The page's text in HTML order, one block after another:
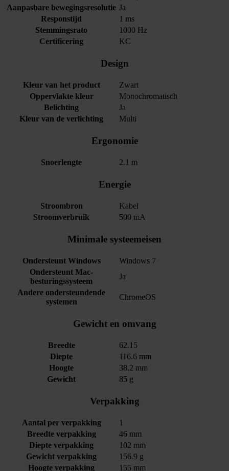
Aanpasbare bewegingsresolutie Ja
Responstijd
1 ms
Stemmingsrato
1000 Hz
Certificering
KC
Design
Kleur van het product
Zwart
Oppervlakte kleur
Monochromatisch
Belichting
Ja
Kleur van de verlichting
Multi
Ergonomie
Snoerlengte 2.1 m
Energie
Stroombron
Kabel
Stroomverbruik
500 mA
Minimale systeemeisen
Ondersteunt Windows
Windows 7
Ondersteunt Mac-
besturingssysteem
Ja
Andere ondersteundende
systemen
ChromeOS
Gewicht en omvang
Breedte
62.15
Diepte
116.6 mm
Hoogte
38.2 mm
Gewicht
85 g
Verpakking
Aantal per verpakking
1
Breedte verpakking
46 mm
Diepte verpakking
102 mm
Gewicht verpakking
156.9 g
Hoogte verpakking
155 mm